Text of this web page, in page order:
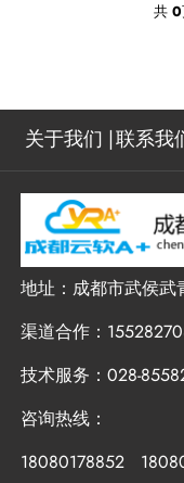
共 0
关于我们 联系我
地址：成都市武侯武
渠道合作：
技术服务：028-
咨询热线：
18080178852